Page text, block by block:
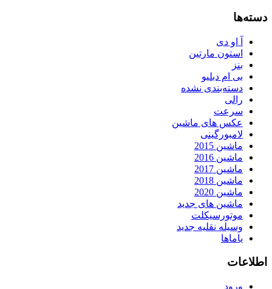
دسته‌ها
آ او دی
استون مارتین
بنز
بی ام دبلیو
دسته‌بندی نشده
رالی
سرعت
عکس های ماشین
لامبورگینی
ماشین 2015
ماشین 2016
ماشین 2017
ماشین 2018
ماشین 2020
ماشین های جدید
موتورسیکلت
وسیله نقلیه جدید
یاماها
اطلاعات
ورود